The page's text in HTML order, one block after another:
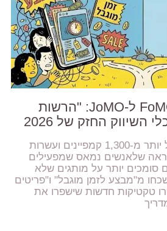
השיווק עובר מ-FoMO ל-JoMO: "הרשות
החזק של 2026
מחקר חדש שערכנו על יותר מ-1,300 קמפיינים ועשרות
שלאנשים נמאס שמפעילים
סומכים יותר על מותגים שלא
מ"מבצע לזמן מוגבל" ו"פריטים
טקטיקות חדשות שישפרו את